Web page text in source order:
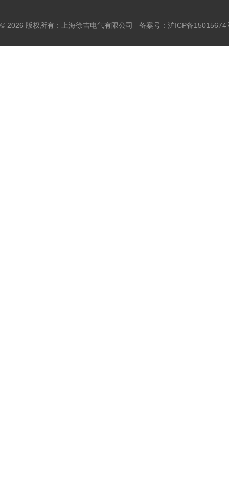
© 2026 版权所有：上海徐吉电气有限公司 备案号： 沪ICP备15015674